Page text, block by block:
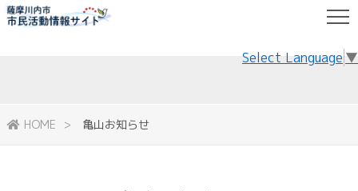
Select Language ▼
HOME 亀山お知らせ